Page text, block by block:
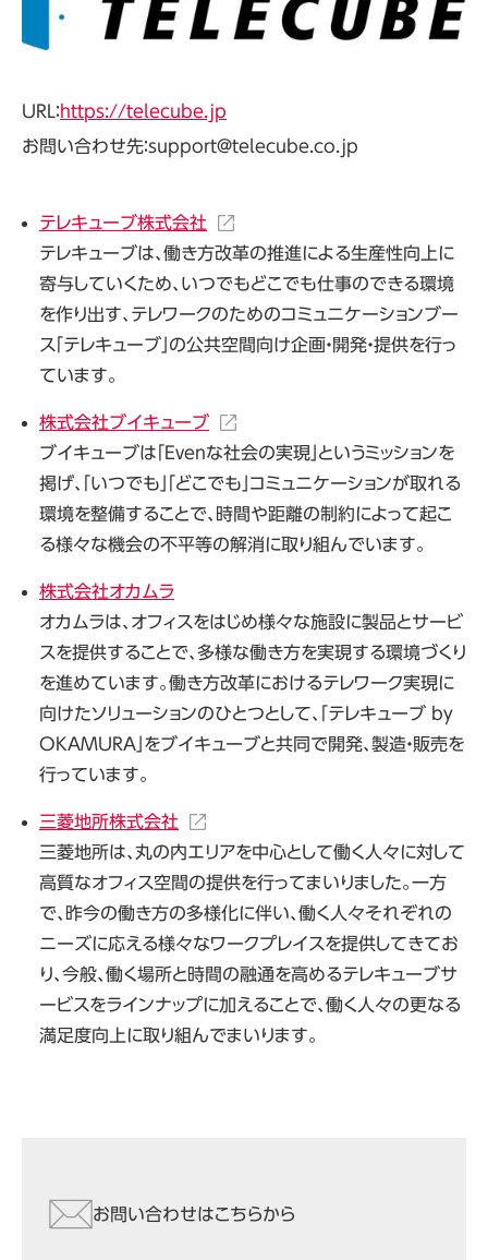
URL：https://telecube.jp
お問い合わせ先：support@telecube.co.jp
テレキューブ株式会社
テレキューブは、働き方改革の推進による生産性向上に
寄与していくため、いつでもどこでも仕事のできる環境
を作り出す、テレワークのためのコミュニケーションブー
ス「テレキューブ」の公共空間向け企画・開発・提供を行っ
ています。
株式会社ブイキューブ
ブイキューブは「Evenな社会の実現」というミッションを
掲げ、「いつでも」「どこでも」コミュニケーションが取れる
環境を整備することで、時間や距離の制約によって起こ
る様々な機会の不平等の解消に取り組んでいます。
株式会社オカムラ
オカムラは、オフィスをはじめ様々な施設に製品とサービ
スを提供することで、多様な働き方を実現する環境づくり
を進めています。働き方改革におけるテレワーク実現に
向けたソリューションのひとつとして、「テレキューブ by
OKAMURA」をブイキューブと共同で開発、製造・販売を
行っています。
三菱地所株式会社
三菱地所は、丸の内エリアを中心として働く人々に対して
高質なオフィス空間の提供を行ってまいりました。一方
で、昨今の働き方の多様化に伴い、働く人々それぞれの
ニーズに応える様々なワークプレイスを提供してきてお
り、今般、働く場所と時間の融通を高めるテレキューブサ
ービスをラインナップに加えることで、働く人々の更なる
満足度向上に取り組んでまいります。
お問い合わせはこちらから